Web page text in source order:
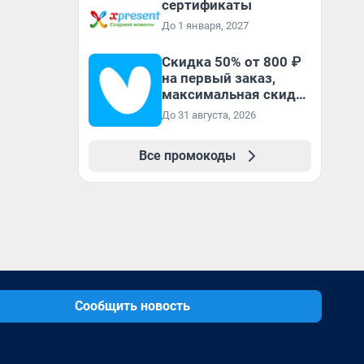
сертификаты
До 1 января, 2027
Скидка 50% от 800 ₽
на первый заказ,
максимальная скидка
600 ₽
До 31 августа, 2026
Все промокоды
Сообщить новость